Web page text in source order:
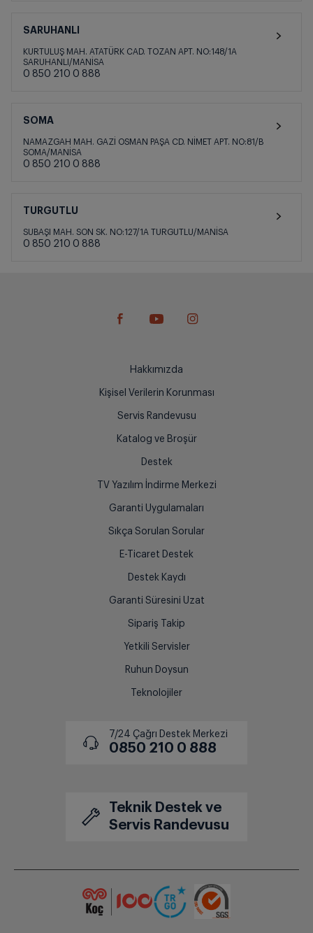
SARUHANLI
KURTULUŞ MAH. ATATÜRK CAD. TOZAN APT. NO:148/1A
SARUHANLI/MANİSA
0 850 210 0 888
SOMA
NAMAZGAH MAH. GAZİ OSMAN PAŞA CD. NİMET APT. NO:81/B
SOMA/MANİSA
0 850 210 0 888
TURGUTLU
SUBAŞI MAH. SON SK. NO:127/1A TURGUTLU/MANİSA
0 850 210 0 888
Hakkımızda
Kişisel Verilerin Korunması
Servis Randevusu
Katalog ve Broşür
Destek
TV Yazılım İndirme Merkezi
Garanti Uygulamaları
Sıkça Sorulan Sorular
E-Ticaret Destek
Destek Kaydı
Garanti Süresini Uzat
Sipariş Takip
Yetkili Servisler
Ruhun Doysun
Teknolojiler
7/24 Çağrı Destek Merkezi
0850 210 0 888
Teknik Destek ve
Servis Randevusu